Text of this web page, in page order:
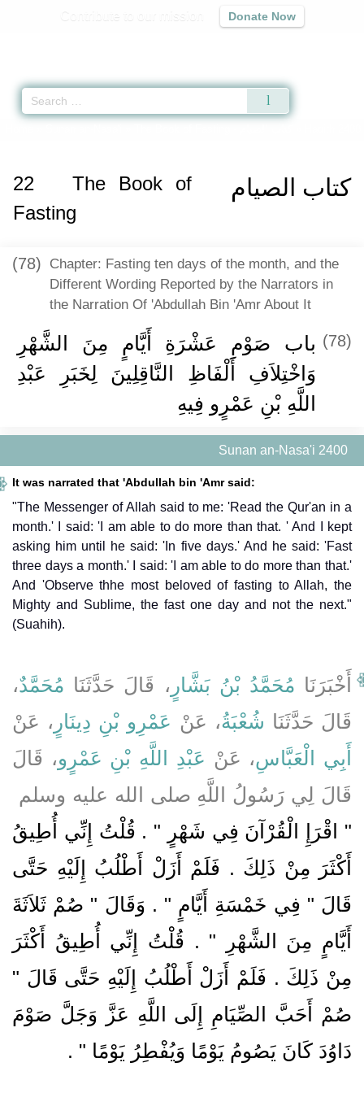
Donate Now
كتاب الصيام 22
The Book of
Fasting
(78) Chapter: Fasting ten days of the month, and the
Different Wording Reported by the Narrators in
the Narration Of 'Abdullah Bin 'Amr About It
(78) باب صَوْمِ عَشْرَةِ أَيَّامٍ مِنَ الشَّهْرِ
وَاخْتِلاَفِ أَلْفَاظِ النَّاقِلِينَ لِخَبَرِ عَبْدِ
اللَّهِ بْنِ عَمْرٍو فِيهِ ‏‏
Sunan an-Nasa'i 2400
It was narrated that 'Abdullah bin 'Amr said:
"The Messenger of Allah said to me: 'Read the Qur'an in a
month.' I said: 'I am able to do more than that. ' And I kept
asking him until he said: 'In five days.' And he said: 'Fast
three days a month.' I said: 'I am able to do more than that.'
And 'Observe thhe most beloved of fasting to Allah, the
Mighty and Sublime, the fast one day and not the next."
(Suahih).
أَخْبَرَنَا مُحَمَّدُ بْنُ بَشَّارٍ ، قَالَ حَدَّثَنَا مُحَمَّدٌ،
قَالَ حَدَّثَنَا شُعْبَةُ، عَنْ عَمْرِو بْنِ دِينَارٍ ، عَنْ
أَبِي الْعَبَّاسِ، عَنْ عَبْدِ اللَّهِ بْنِ عَمْرٍو، قَالَ
قَالَ لِي رَسُولُ اللَّهِ صلى الله عليه وسلم ‏
"‏ اقْرَإِ الْقُرْآنَ فِي شَهْرٍ ‏"‏ ‏.‏ قُلْتُ إِنِّي أُطِيقُ
أَكْثَرَ مِنْ ذَلِكَ ‏.‏ فَلَمْ أَزَلْ أَطْلُبُ إِلَيْهِ حَتَّى
قَالَ ‏"‏ فِي خَمْسَةِ أَيَّامٍ ‏"‏ ‏.‏ وَقَالَ ‏"‏ صُمْ ثَلاَثَةَ
أَيَّامٍ مِنَ الشَّهْرِ ‏"‏ ‏.‏ قُلْتُ إِنِّي أُطِيقُ أَكْثَرَ
مِنْ ذَلِكَ ‏.‏ فَلَمْ أَزَلْ أَطْلُبُ إِلَيْهِ حَتَّى قَالَ ‏"‏
صُمْ أَحَبَّ الصِّيَامِ إِلَى اللَّهِ عَزَّ وَجَلَّ صَوْمَ
دَاوُدَ كَانَ يَصُومُ يَوْمًا وَيُفْطِرُ يَوْمًا ‏" ‏ ‏.‏